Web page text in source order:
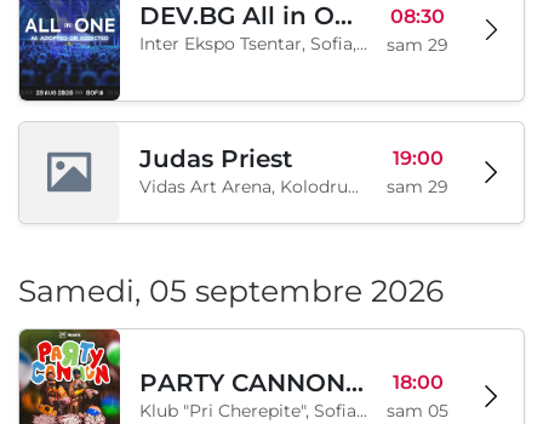
DEV.BG All in One 2026
Inter Ekspo Tsentar, Sofia, BG
08:30
sam 29
Judas Priest
Vidas Art Arena, Kolodrum, Borisova gradina, Sofia, BG
19:00
sam 29
Samedi, 05 septembre 2026
PARTY CANNON live in Sofia
Klub "Pri Cherepite", Sofia, BG
18:00
sam 05